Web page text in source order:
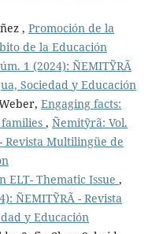
, Promoción de la
de la Educación
1 (2024): ÑEMITỸRÃ
Sociedad y Educación
Engaging facts:
, Ñemitỹrã: Vol.
Revista Multilingüe de
ELT- Thematic Issue ,
ÑEMITỸRÃ - Revista
y Educación